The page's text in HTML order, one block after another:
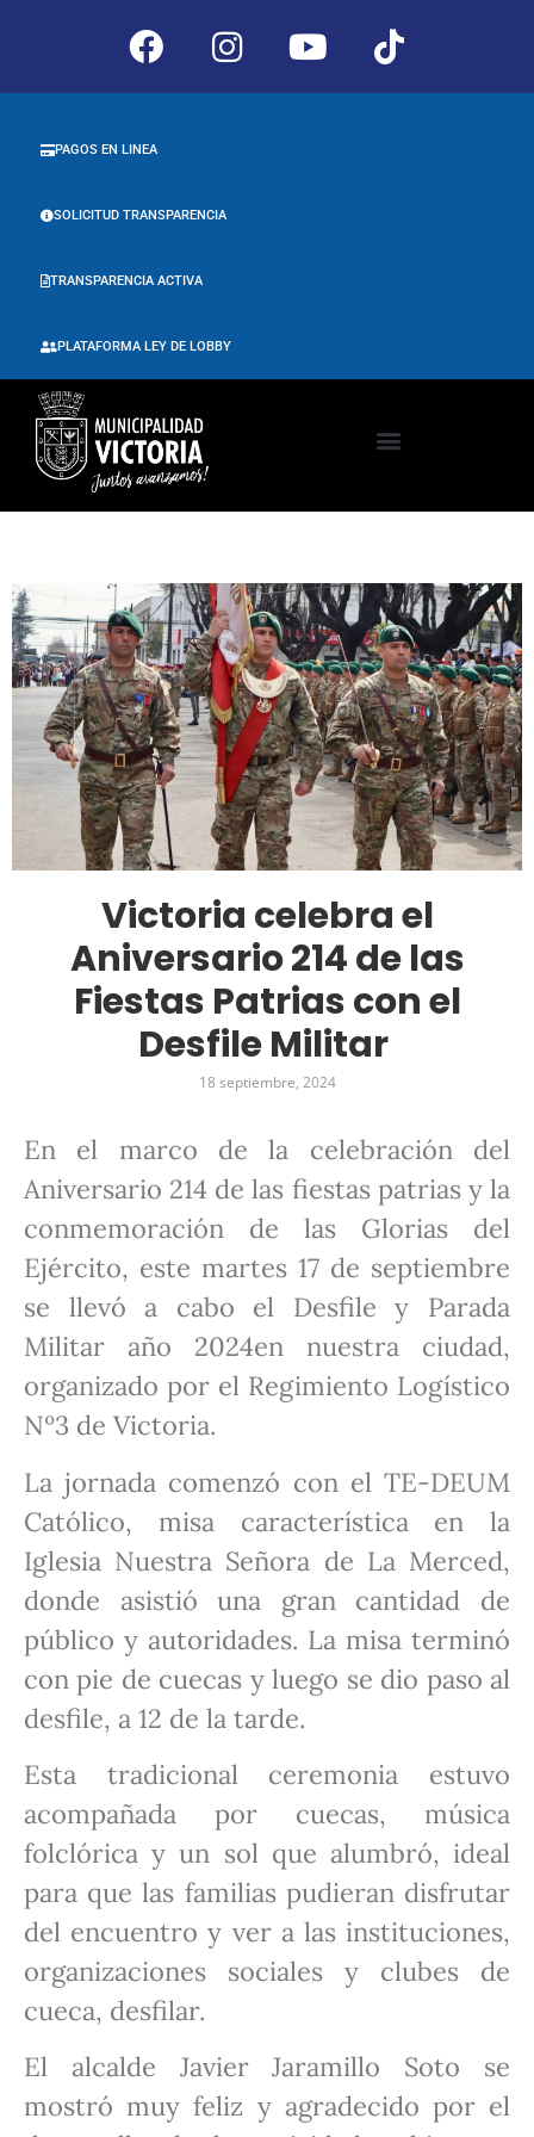
PLATAFORMA LEY DE LOBBY
TRANSPARENCIA ACTIVA
SOLICITUD TRANSPARENCIA
PAGOS EN LINEA
Victoria celebra el
Aniversario 214 de las
Fiestas Patrias con el
Desfile Militar
18 septiembre, 2024
En el marco de la celebración del
Aniversario 214 de las fiestas patrias y la
conmemoración de las Glorias del
Ejército, este martes 17 de septiembre
se llevó a cabo el Desfile y Parada
Militar año 2024en nuestra ciudad,
organizado por el Regimiento Logístico
Nº3 de Victoria.
La jornada comenzó con el TE-DEUM
Católico, misa característica en la
Iglesia Nuestra Señora de La Merced,
donde asistió una gran cantidad de
público y autoridades. La misa terminó
con pie de cuecas y luego se dio paso al
desfile, a 12 de la tarde.
Esta tradicional ceremonia estuvo
acompañada por cuecas, música
folclórica y un sol que alumbró, ideal
para que las familias pudieran disfrutar
del encuentro y ver a las instituciones,
organizaciones sociales y clubes de
cueca, desfilar.
El alcalde Javier Jaramillo Soto se
mostró muy feliz y agradecido por el